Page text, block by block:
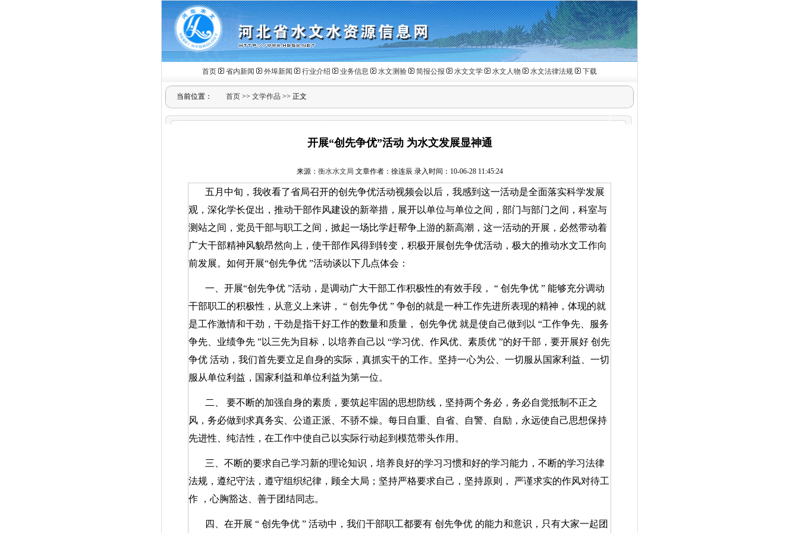
首页 省内新闻 外埠新闻 行业介绍 业务信息 水文测验 简报公报 水文文学 水文人物 水文法律法规 下载
当前位置： 首页 >> 文学作品 >> 正文
开展“创先争优”活动 为水文发展显神通
来源： 衡水水文局 文章作者：徐连辰 录入时间：10-06-28 11:45:24
五月中旬，我收看了省局召开的创先争优活动视频会以后，我感到这一活动是全面落实科学发展
观，深化学长促出，推动干部作风建设的新举措，展开以单位与单位之间，部门与部门之间，科室与
测站之间，党员干部与职工之间，掀起一场比学赶帮争上游的新高潮，这一活动的开展，必然带动着
广大干部精神风貌昂然向上，使干部作风得到转变，积极开展创先争优活动，极大的推动水文工作向
前发展。如何开展“创先争优 ”活动谈以下几点体会：
一、开展“创先争优 ”活动，是调动广大干部工作积极性的有效手段， “ 创先争优 ” 能够充分调动
干部职工的积极性，从意义上来讲， “ 创先争优 ” 争创的就是一种工作先进所表现的精神，体现的就
是工作激情和干劲，干劲是指干好工作的数量和质量，
创先争优 就是使自己做到以 “工作争先、服务
争先、业绩争先 ”以三先为目标，以培养自己以 “学习优、作风优、素质优 ”的好干部，要开展好 创先
争优 活动，我们首先要立足自身的实际，真抓实干的工作。坚持一心为公、一切服从国家利益、一切
服从单位利益，国家利益和单位利益为第一位。
二、 要不断的加强自身的素质，要筑起牢固的思想防线，坚持两个务必，务必自觉抵制不正之
风，务必做到求真务实、公道正派、不骄不燥。每日自重、自省、自警、自励，永远使自己思想保持
先进性、纯洁性，在工作中使自己以实际行动起到模范带头作用。
三、不断的要求自己学习新的理论知识，培养良好的学习习惯和好的学习能力，不断的学习法律
法规，遵纪守法，遵守组织纪律，顾全大局；坚持严格要求自己，坚持原则，
严谨求实的作风对待工
作
，心胸豁达、善于团结同志。
四、在开展 “ 创先争优 ” 活动中，我们干部职工都要有 创先争优 的能力和意识，只有大家一起团